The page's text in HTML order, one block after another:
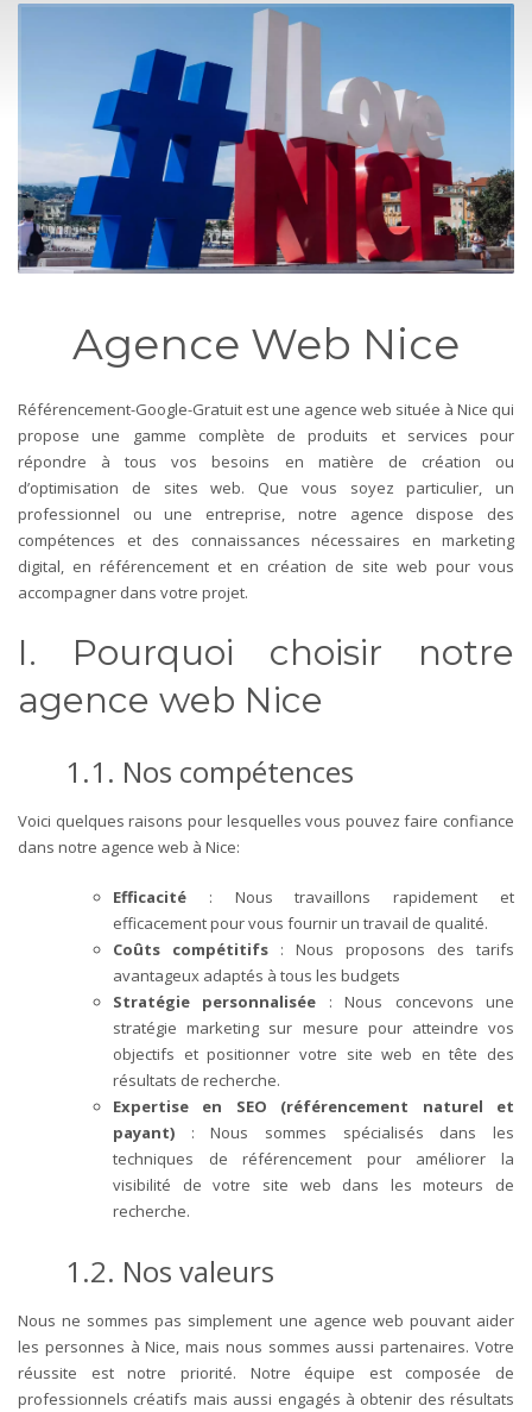
Agence Web Nice
Référencement-Google-Gratuit est une agence web située à Nice qui
propose une gamme complète de produits et services pour
répondre à tous vos besoins en matière de création ou
d’optimisation de sites web. Que vous soyez particulier, un
professionnel ou une entreprise, notre agence dispose des
compétences et des connaissances nécessaires en marketing
digital, en référencement et en création de site web pour vous
accompagner dans votre projet.
I. Pourquoi choisir notre
agence web Nice
1.1. Nos compétences
Voici quelques raisons pour lesquelles vous pouvez faire confiance
dans notre agence web à Nice:
Efficacité : Nous travaillons rapidement et
efficacement pour vous fournir un travail de qualité.
Coûts compétitifs : Nous proposons des tarifs
avantageux adaptés à tous les budgets
Stratégie personnalisée : Nous concevons une
stratégie marketing sur mesure pour atteindre vos
objectifs et positionner votre site web en tête des
résultats de recherche.
Expertise en SEO (référencement naturel et
payant) : Nous sommes spécialisés dans les
techniques de référencement pour améliorer la
visibilité de votre site web dans les moteurs de
recherche.
1.2. Nos valeurs
Nous ne sommes pas simplement une agence web pouvant aider
les personnes à Nice, mais nous sommes aussi partenaires. Votre
réussite est notre priorité. Notre équipe est composée de
professionnels créatifs mais aussi engagés à obtenir des résultats